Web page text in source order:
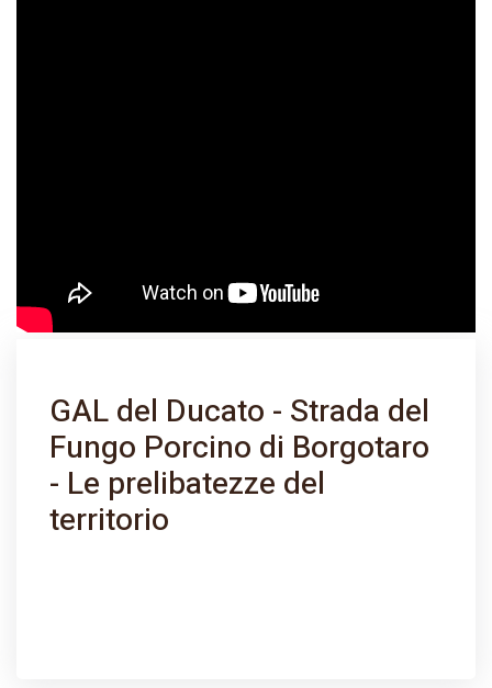
GAL del Ducato - Strada del
Fungo Porcino di Borgotaro
- Le prelibatezze del
territorio